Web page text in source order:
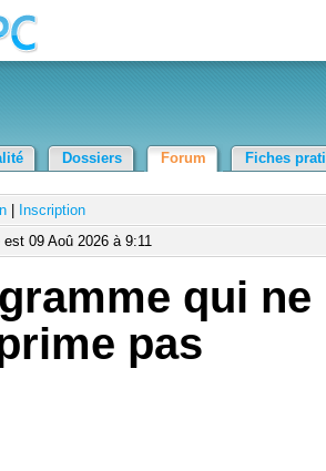
Dossiers Forum Fiches
Inscription
09 Aoû 2026 à 9:11
qui ne
pas